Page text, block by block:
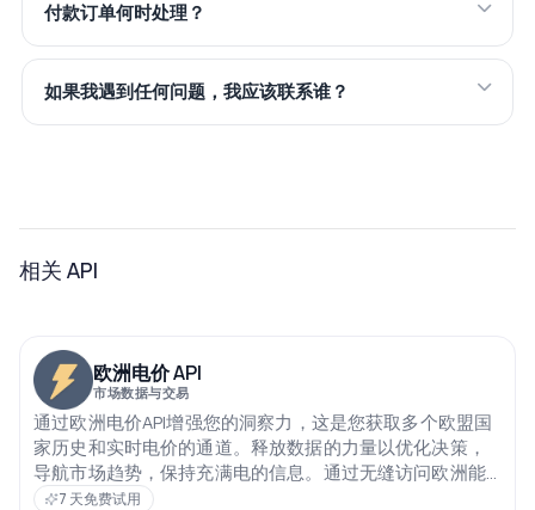
付款订单何时处理？
如果我遇到任何问题，我应该联系谁？
相关 API
欧洲电价 API
市场数据与交易
通过欧洲电价API增强您的洞察力，这是您获取多个欧盟国
家历史和实时电价的通道。释放数据的力量以优化决策，
导航市场趋势，保持充满电的信息。通过无缝访问欧洲能
源市场的脉搏激发创新
7 天免费试用